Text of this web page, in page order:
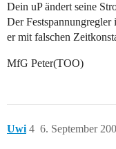
Dein uP ändert seine
Der
er mit falschen
MfG Peter(TOO)
Uwi 6. September
4